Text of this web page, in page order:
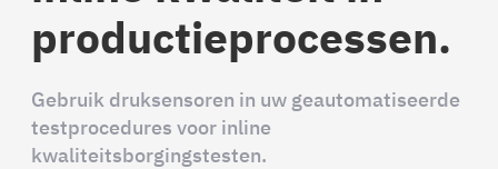
productieprocessen.
Gebruik druksensoren in uw geautomatiseerde
testprocedures voor inline
kwaliteitsborgingstesten.